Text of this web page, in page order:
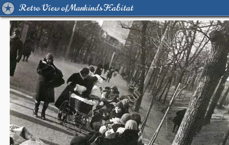
Retro View of Mankind's Habitat